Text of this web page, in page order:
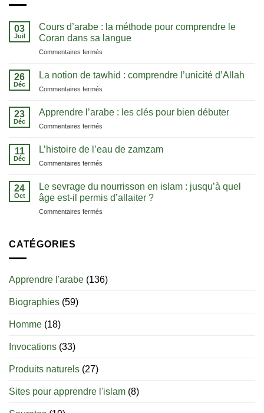
03
Juil
Cours d’arabe : la méthode pour comprendre le
Coran dans sa langue
Commentaires fermés
d’arabe
pour
dans
26
Déc
La notion de tawhid : comprendre l’unicité d’Allah
Commentaires fermés
notion
comprendre
23
Déc
Apprendre l’arabe : les clés pour bien débuter
Commentaires fermés
l’arabe
pour
bien
11
Déc
L’histoire de l’eau de zamzam
Commentaires fermés
l’eau
de
24
Oct
Le sevrage du nourrisson en islam : jusqu’à quel
âge est-il permis d’allaiter ?
Commentaires fermés
:
CATÉGORIES
Apprendre l'arabe (136)
Biographies (59)
Homme (18)
Invocations (33)
Produits naturels (27)
Sites pour apprendre l'islam (8)